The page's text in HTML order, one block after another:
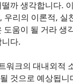
까 생각합니다.
우리의 이론적, 실
도움이 될 거라 생
다.
워크의 대내외적
것으로 예상됩니